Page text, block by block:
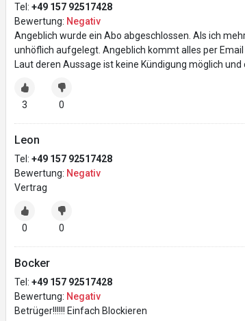
Tel: +49 157 92517428
Bewertung: Negativ
Angeblich wurde ein Abo abgeschlossen. Als ich
unhöflich aufgelegt. Angeblich kommt alles per
Laut deren Aussage ist keine Kündigung möglich
3 0
Leon
Tel: +49 157 92517428
Bewertung: Negativ
Vertrag
0 0
Bocker
Tel: +49 157 92517428
Bewertung: Negativ
Betrüger!!!!!! Einfach Blockieren